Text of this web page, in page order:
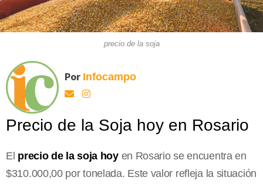
precio de la soja
Por Infocampo
Precio de la Soja hoy en Rosario
El precio de la soja hoyen Rosario se encuentra en
$310.000,00 por tonelada. Este valor refleja la situación